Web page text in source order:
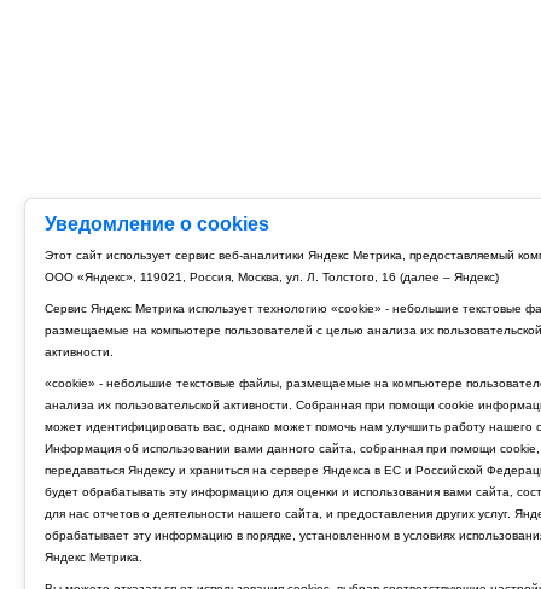
Уведомление о cookies
Этот сайт использует сервис веб-аналитики Яндекс Метрика, предоставляемый
ООО «Яндекс», 119021, Россия, Москва, ул. Л. Толстого, 16 (далее – Яндекс)
Сервис Яндекс Метрика использует технологию «cookie» - небольшие текстовые
размещаемые на компьютере пользователей с целью анализа их пользовательской
активности.
«cookie» - небольшие текстовые файлы, размещаемые на компьютере
анализа их пользовательской активности. Собранная при помощи cookie
может идентифицировать вас, однако может помочь нам улучшить работу нашего
Информация об использовании вами данного сайта, собранная при помощи cookie,
передаваться Яндексу и храниться на сервере Яндекса в ЕС и Российской
будет обрабатывать эту информацию для оценки и использования вами сайта,
для нас отчетов о деятельности нашего сайта, и предоставления других услуг.
обрабатывает эту информацию в порядке, установленном в условиях
Яндекс Метрика.